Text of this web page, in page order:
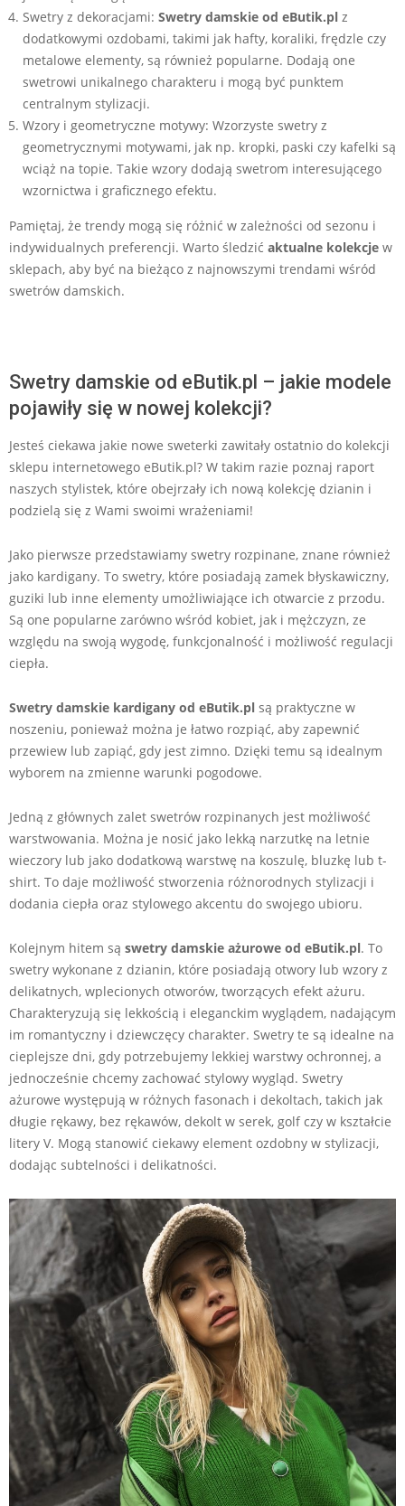
Swetry z dekoracjami: Swetry damskie od eButik.pl z
dodatkowymi ozdobami, takimi jak hafty, koraliki, frędzle czy
metalowe elementy, są również popularne. Dodają one
swetrowi unikalnego charakteru i mogą być punktem
centralnym stylizacji.
Wzory i geometryczne motywy: Wzorzyste swetry z
geometrycznymi motywami, jak np. kropki, paski czy kafelki są
wciąż na topie. Takie wzory dodają swetrom interesującego
wzornictwa i graficznego efektu.
Pamiętaj, że trendy mogą się różnić w zależności od sezonu i
indywidualnych preferencji. Warto śledzić aktualne kolekcje w
sklepach, aby być na bieżąco z najnowszymi trendami wśród
swetrów damskich.
Swetry damskie od eButik.pl – jakie modele
pojawiły się w nowej kolekcji?
Jesteś ciekawa jakie nowe sweterki zawitały ostatnio do kolekcji
sklepu internetowego eButik.pl? W takim razie poznaj raport
naszych stylistek, które obejrzały ich nową kolekcję dzianin i
podzielą się z Wami swoimi wrażeniami!
Jako pierwsze przedstawiamy swetry rozpinane, znane również
jako kardigany. To swetry, które posiadają zamek błyskawiczny,
guziki lub inne elementy umożliwiające ich otwarcie z przodu.
Są one popularne zarówno wśród kobiet, jak i mężczyzn, ze
względu na swoją wygodę, funkcjonalność i możliwość regulacji
ciepła.
Swetry damskie kardigany od eButik.pl są praktyczne w
noszeniu, ponieważ można je łatwo rozpiąć, aby zapewnić
przewiew lub zapiąć, gdy jest zimno. Dzięki temu są idealnym
wyborem na zmienne warunki pogodowe.
Jedną z głównych zalet swetrów rozpinanych jest możliwość
warstwowania. Można je nosić jako lekką narzutkę na letnie
wieczory lub jako dodatkową warstwę na koszulę, bluzkę lub t-
shirt. To daje możliwość stworzenia różnorodnych stylizacji i
dodania ciepła oraz stylowego akcentu do swojego ubioru.
Kolejnym hitem są swetry damskie ażurowe od eButik.pl. To
swetry wykonane z dzianin, które posiadają otwory lub wzory z
delikatnych, wplecionych otworów, tworzących efekt ażuru.
Charakteryzują się lekkością i eleganckim wyglądem, nadającym
im romantyczny i dziewczęcy charakter. Swetry te są idealne na
cieplejsze dni, gdy potrzebujemy lekkiej warstwy ochronnej, a
jednocześnie chcemy zachować stylowy wygląd. Swetry
ażurowe występują w różnych fasonach i dekoltach, takich jak
długie rękawy, bez rękawów, dekolt w serek, golf czy w kształcie
litery V. Mogą stanowić ciekawy element ozdobny w stylizacji,
dodając subtelności i delikatności.